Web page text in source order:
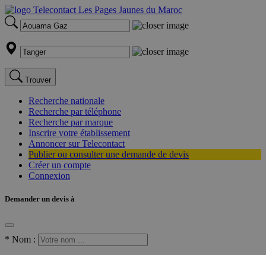
Trouver
Recherche nationale
Recherche par téléphone
Recherche par marque
Inscrire votre établissement
Annoncer sur Telecontact
Publier ou consulter une demande de devis
Créer un compte
Connexion
Demander un devis à
* Nom :